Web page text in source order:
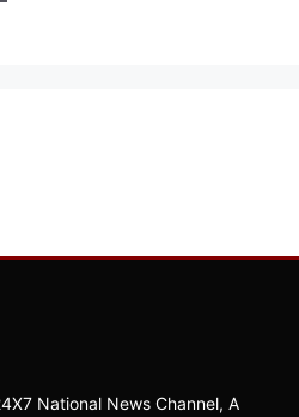
National News Channel, A